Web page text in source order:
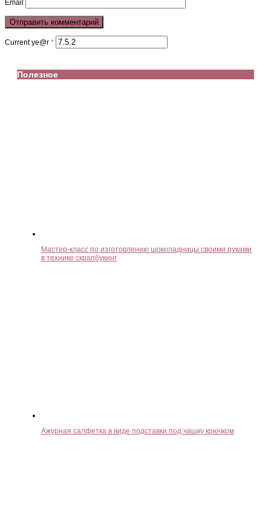
Email
Current ye@r *
Полезное
Мастер-класс по изготовлению шоколадницы своими руками
в технике скрапбукинг
Ажурная салфетка в виде подставки под чашку крючком